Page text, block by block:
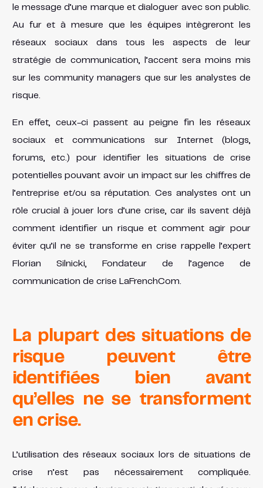
le message d’une marque et dialoguer avec son public.
Au fur et à mesure que les équipes intègreront les
réseaux sociaux dans tous les aspects de leur
stratégie de communication, l’accent sera moins mis
sur les community managers que sur les analystes de
risque.
En effet, ceux-ci passent au peigne fin les réseaux
sociaux et communications sur Internet (blogs,
forums, etc.) pour identifier les situations de crise
potentielles pouvant avoir un impact sur les chiffres de
l’entreprise et/ou sa réputation. Ces analystes ont un
rôle crucial à jouer lors d’une crise, car ils savent déjà
comment identifier un risque et comment agir pour
éviter qu’il ne se transforme en crise rappelle l’expert
Florian Silnicki, Fondateur de l’agence de
communication de crise LaFrenchCom.
La plupart des situations de
risque peuvent être
identifiées bien avant
qu’elles ne se transforment
en crise.
L’utilisation des réseaux sociaux lors de situations de
crise n’est pas nécessairement compliquée.